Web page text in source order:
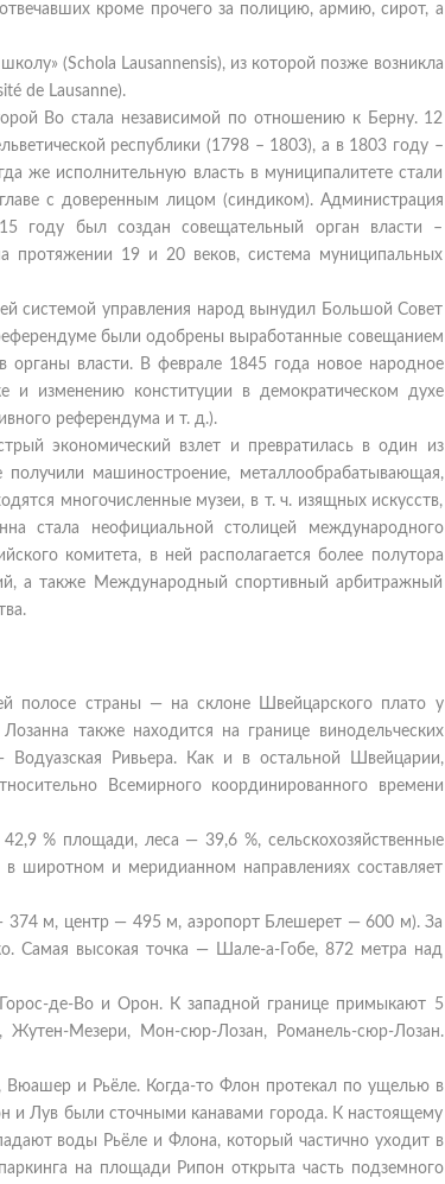
кроме прочего за полицию, армию, сирот, а
(Schola Lausannensis), из которой позже возникла
de Lausanne).
Во стала независимой по отношению к Берну. 12
республики (1798 – 1803), а в 1803 году –
же исполнительную власть в муниципалитете стали
с доверенным лицом (синдиком). Администрация
году был создан совещательный орган власти –
протяжении 19 и 20 веков, система муниципальных
системой управления народ вынудил Большой Совет
были одобрены выработанные совещанием
власти. В феврале 1845 года новое народное
и изменению конституции в демократическом духе
референдума и т. д.).
экономический взлет и превратилась в один из
машиностроение, металлообрабатывающая,
многочисленные музеи, в т. ч. изящных искусств,
стала неофициальной столицей международного
комитета, в ней располагается более полутора
а также Международный спортивный арбитражный
полосе страны — на склоне Швейцарского плато у
также находится на границе винодельческих
Ривьера. Как и в остальной Швейцарии,
Всемирного координированного времени
% площади, леса — 39,6 %, сельскохозяйственные
широтном и меридианном направлениях составляет
374 м, центр — 495 м, аэропорт Блешерет — 600 м). За
Самая высокая точка — Шале-а-Гобе, 872 метра над
де-Во и Орон. К западной границе примыкают 5
Жутен-Мезери, Мон-сюр-Лозан, Романель-сюр-Лозан.
Вюашер и Рьёле. Когда-то Флон протекал по ущелью в
и Лув были сточными канавами города. К настоящему
воды Рьёле и Флона, который частично уходит в
на площади Рипон открыта часть подземного